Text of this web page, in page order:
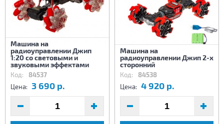
Машина на
радиоуправлении Джип
1:20 со световыми и
звуковыми эффектами
Код: 84537
Цена: 3 690 р.
Машина на
радиоуправлении Джип 2-х
сторонний
Код: 84538
Цена: 4 920 р.